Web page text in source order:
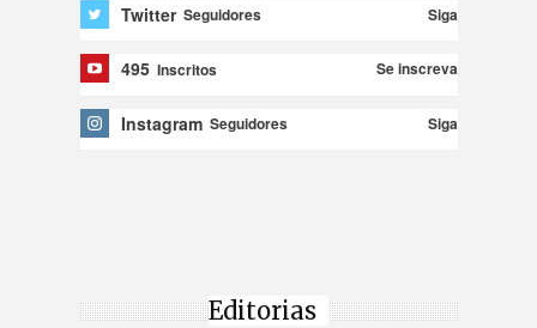
Twitter Seguidores Siga
495 Inscritos Se inscreva
Instagram Seguidores Siga
Editorias